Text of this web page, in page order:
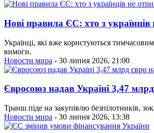
Нові правила ЄС: хто з
Українці, які вже користуються
вимоги.
Новости мира - 30 липня 2026, 21:00
Євросоюз надав Україні 3,47
Транш піде на закупівлю безпілотників,
Новости мира - 30 липня 2026, 13:38